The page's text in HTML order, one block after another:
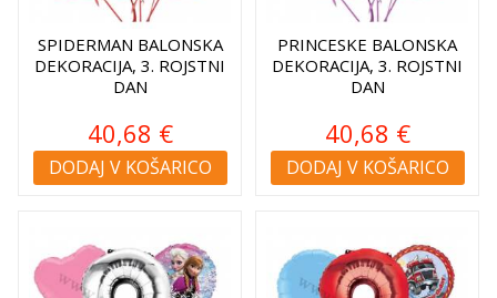
SPIDERMAN BALONSKA
DEKORACIJA, 3. ROJSTNI
DAN
40,68 €
DODAJ V KOŠARICO
PRINCESKE BALONSKA
DEKORACIJA, 3. ROJSTNI
DAN
40,68 €
DODAJ V KOŠARICO